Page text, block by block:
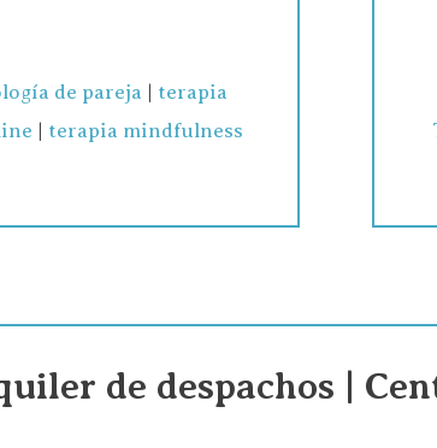
de pareja | terapia
| terapia mindfulness
de despachos |